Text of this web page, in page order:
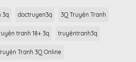
3q doctruyen3q 3Q Truyện Tranh
tranh 18+ 3q truyệntranh3q
Tranh 3Q Online